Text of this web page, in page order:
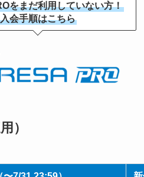
をまだ利用していない方！
入会手順はこちら
）